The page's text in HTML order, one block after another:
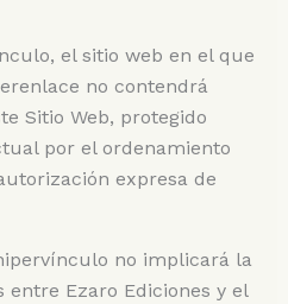
el sitio web en el que
no contendrá
Sitio Web, protegido
por el ordenamiento
expresa de
no implicará la
entre Ezaro Ediciones y el